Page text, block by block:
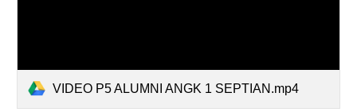
VIDEO P5 ALUMNI ANGK 1 SEPTIAN.mp4